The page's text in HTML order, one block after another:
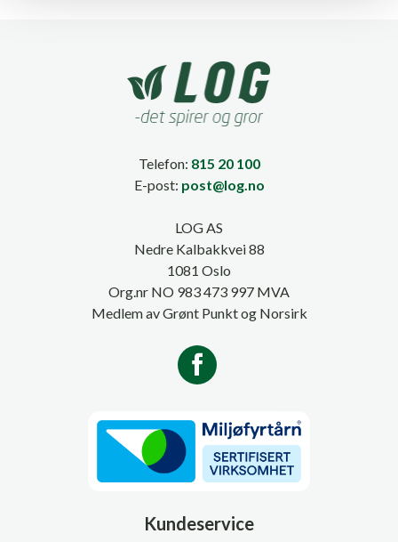
Telefon: 815 20 100
E-post: post@log.no
LOG AS
Nedre Kalbakkvei 88
1081 Oslo
Org.nr NO 983 473 997 MVA
Medlem av Grønt Punkt og Norsirk
Kundeservice